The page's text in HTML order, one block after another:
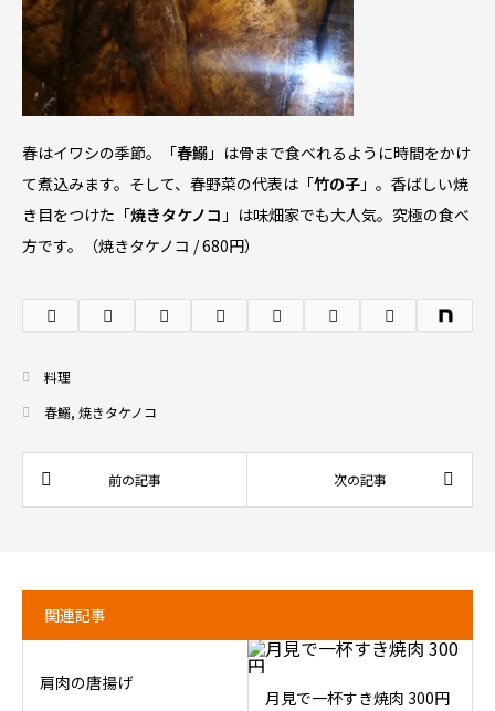
春はイワシの季節。「春鰯 」は骨まで食べれるように時間をかけ
て煮込みます。そして、春野菜の代表は「竹の子 」。香ばしい焼
き目をつけた「焼きタケノコ 」は味畑家でも大人気。究極の食べ
方です。（焼きタケノコ / 680円）
料理
春鰯, 焼きタケノコ
関連記事
肩肉の唐揚げ
月見で一杯すき焼肉 300円